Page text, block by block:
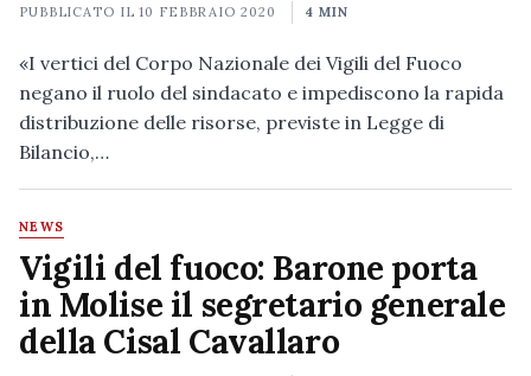
PUBBLICATO IL10 FEBBRAIO 2020 4 MIN
«I vertici del Corpo Nazionale dei Vigili del Fuoco
negano il ruolo del sindacato e impediscono la rapida
distribuzione delle risorse, previste in Legge di
Bilancio,…
NEWS
Vigili del fuoco: Barone porta
in Molise il segretario generale
della Cisal Cavallaro